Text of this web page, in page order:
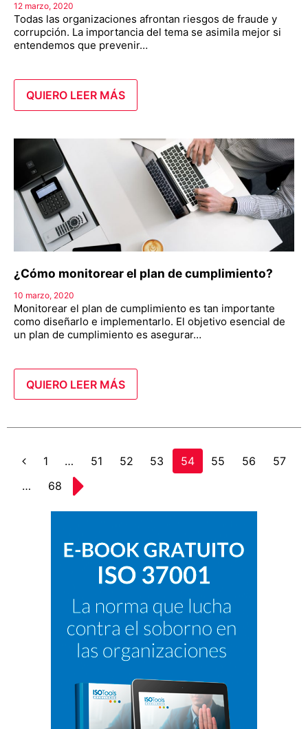
12 marzo, 2020
Todas las organizaciones afrontan riesgos de fraude y
corrupción. La importancia del tema se asimila mejor si
entendemos que prevenir…
QUIERO LEER MÁS
¿Cómo monitorear el plan de cumplimiento?
10 marzo, 2020
Monitorear el plan de cumplimiento es tan importante
como diseñarlo e implementarlo. El objetivo esencial de
un plan de cumplimiento es asegurar…
QUIERO LEER MÁS
AnteriorPage
1 … Page
51 Page
52 Page
53 Page
54 Page
55 Page
56 Page
57
…
Page
68 Siguiente